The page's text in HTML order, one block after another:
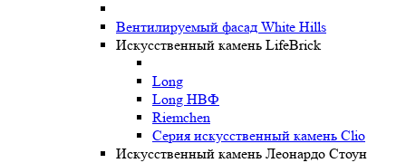
Вентилируемый фасад White Hills
Искусственный камень LifeBrick
Long
Long НВФ
Riemchen
Серия искусственный камень Clio
Искусственный камень Леонардо Стоун